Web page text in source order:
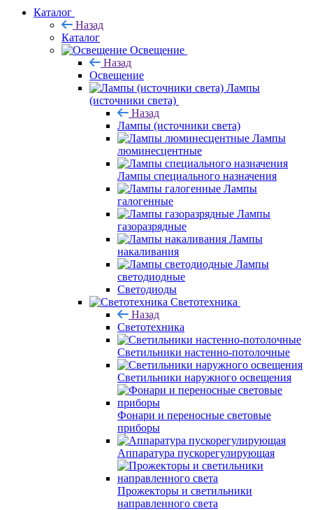
Каталог
Назад
Каталог
Освещение
Назад
Освещение
Лампы
(источники света)
Назад
Лампы (источники света)
Лампы
люминесцентные
Лампы специального назначения
Лампы
галогенные
Лампы
газоразрядные
Лампы
накаливания
Лампы
светодиодные
Светодиоды
Светотехника
Назад
Светотехника
Светильники настенно-потолочные
Светильники наружного освещения
Фонари и переносные световые
приборы
Аппаратура пускорегулирующая
Прожекторы и светильники
направленного света